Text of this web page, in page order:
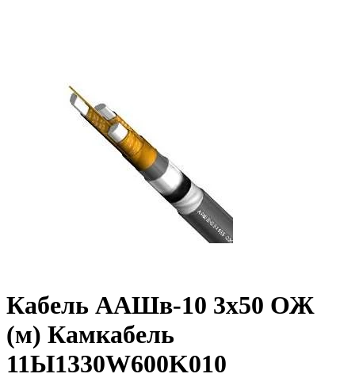
Кабель ААШв-10 3х50 ОЖ
(м) Камкабель
11Ы1330W600K010